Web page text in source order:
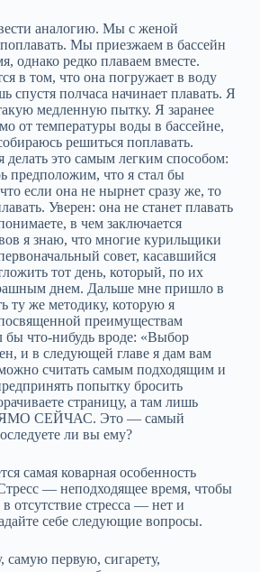
аналогию. Мы с женой
Мы приезжаем в бассейн
однако редко плаваем вместе.
в том, что она погружает в воду
спустя полчаса начинает плавать. Я
медленную пытку. Я заранее
от температуры воды в бассейне,
решиться поплавать.
делать это самым легким способом:
предположим, что я стал бы
если она не нырнет сразу же, то
Уверен: она не станет плавать
в чем заключается
я знаю, что многие курильщики
совет, касавшийся
тот день, который, по их
днем. Дальше мне пришло в
ту же методику, которую я
преимуществам
бы что‑нибудь вроде: «Выбор
и в следующей главе я дам вам
можно считать самым подходящим и
попытку бросить
страницу, а там лишь
СЕЙЧАС. Это — самый
ли вы ему?
самая коварная особенность
— неподходящее время, чтобы
в отсутствие стресса — нет и
себе следующие вопросы.
самую первую, сигарету,